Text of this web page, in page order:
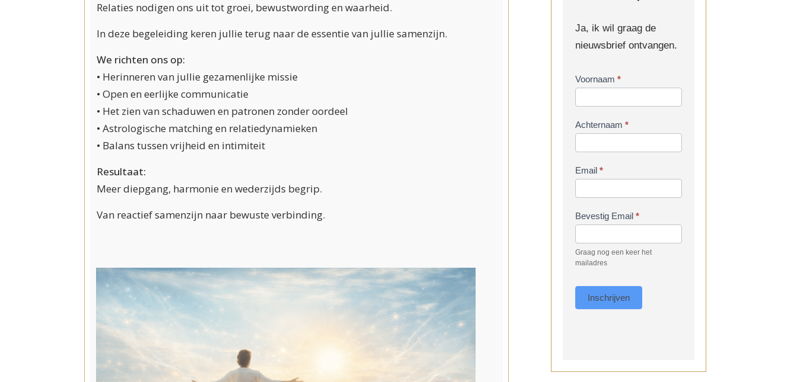
Relaties nodigen ons uit tot groei, bewustwording en waarheid.
In deze begeleiding keren jullie terug naar de essentie van jullie samenzijn.
We richten ons op:
• Herinneren van jullie gezamenlijke missie
• Open en eerlijke communicatie
• Het zien van schaduwen en patronen zonder oordeel
• Astrologische matching en relatiedynamieken
• Balans tussen vrijheid en intimiteit
Resultaat:
Meer diepgang, harmonie en wederzijds begrip.
Van reactief samenzijn naar bewuste verbinding.
Ja, ik wil graag de
nieuwsbrief ontvangen.
Inschrijven
Voornaam *
Achternaam *
Email *
Bevestig Email *
Graag nog een keer het
mailadres
Inschrijven